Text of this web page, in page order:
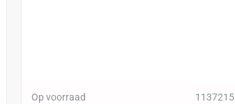
Op voorraad 1137215